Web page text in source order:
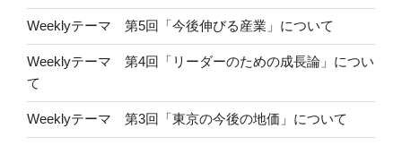
Weeklyテーマ 第5回「今後伸びる産業」について
Weeklyテーマ 第4回「リーダーのための成長論」につい
て
Weeklyテーマ 第3回「東京の今後の地価」について